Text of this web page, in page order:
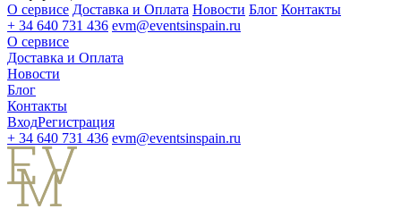
О сервисе Доставка и Оплата Новости Блог Контакты
+ 34 640 731 436 evm@eventsinspain.ru
О сервисе
Доставка и Оплата
Новости
Блог
Контакты
ВходРегистрация
+ 34 640 731 436 evm@eventsinspain.ru